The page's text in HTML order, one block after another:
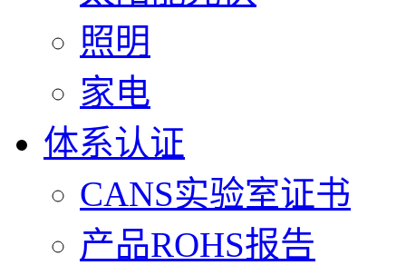
照明
家电
体系认证
CANS实验室证书
产品ROHS报告